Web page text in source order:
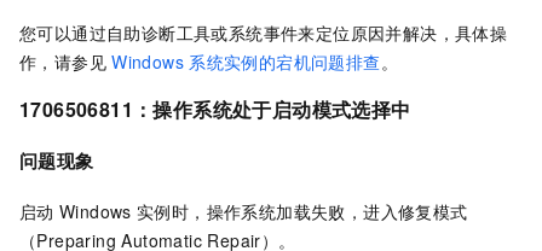
您可以通过自助诊断工具或系统事件来定位原因并解决，具体操
作，请参见 Windows 系统实例的宕机问题排查。
1706506811：操作系统处于启动模式选择中
问题现象
启动 Windows 实例时，操作系统加载失败，进入修复模式
（Preparing Automatic Repair）。